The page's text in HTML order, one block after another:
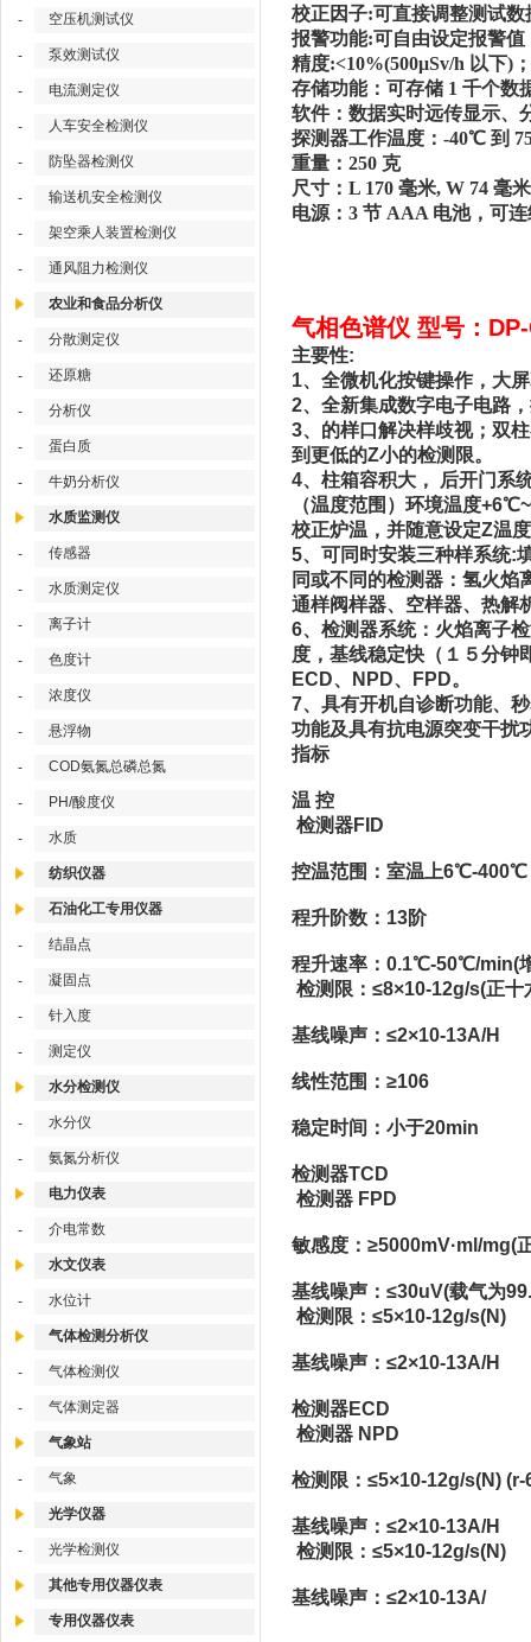
- 空压机测试仪
- 泵效测试仪
- 电流测定仪
- 人车安全检测仪
- 防坠器检测仪
- 输送机安全检测仪
- 架空乘人装置检测仪
- 通风阻力检测仪
农业和食品分析仪
- 分散测定仪
- 还原糖
- 分析仪
- 蛋白质
- 牛奶分析仪
水质监测仪
- 传感器
- 水质测定仪
- 离子计
- 色度计
- 浓度仪
- 悬浮物
- COD氨氮总磷总氮
- PH/酸度仪
- 水质
纺织仪器
石油化工专用仪器
- 结晶点
- 凝固点
- 针入度
- 测定仪
水分检测仪
- 水分仪
- 氨氮分析仪
电力仪表
- 介电常数
水文仪表
- 水位计
气体检测分析仪
- 气体检测仪
- 气体测定器
气象站
- 气象
光学仪器
- 光学检测仪
其他专用仪器仪表
专用仪器仪表
校正因子:可直接调整测试数
报警功能:可自由设定报警
精度:<10%(500μSv/h 以下)
存储功能：可存储 1 千个数
软件：数据实时远传显示、
探测器工作温度：-40℃ 到
重量：250 克
尺寸：L 170 毫米, W 74 毫
电源：3 节 AAA 电池，可连
气相色谱仪 型号：
主要性:
1、全微机化按键操作，大
2、全新集成数字电子电路
3、的样口解决样歧视；双
到更低的Z小的检测限。
4、柱箱容积大， 后开门系
（温度范围）环境温度
校正炉温，并随意设定Z温
5、可同时安装三种样系统:
同或不同的检测器：氢火焰
通样阀样器、空样器、热解
6、检测器系统：火焰离子
度，基线稳定快（１５分钟
ECD、NPD、FPD。
7、具有开机自诊断功能、
功能及具有抗电源突变干扰
指标
温 控
检测器FID
控温范围：室温上6℃-
程升阶数：13阶
程升速率：0.1℃-50℃/min(
检测限：≤8×10-12g/s(正十
基线噪声：≤2×10-13A/H
线性范围：≥106
稳定时间：小于20min
检测器TCD
检测器 FPD
敏感度：≥5000mV·ml/mg(
基线噪声：≤30uV(载气为
检测限：≤5×10-12g/s(N)
基线噪声：≤2×10-13A/H
检测器ECD
检测器 NPD
检测限：≤5×10-12g/s(N) (r-
基线噪声：≤2×10-13A/H
检测限：≤5×10-12g/s(N)
基线噪声：≤2×10-13A/